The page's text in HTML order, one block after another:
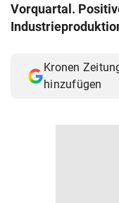
Vorquartal.
Kronen
hinzufügen